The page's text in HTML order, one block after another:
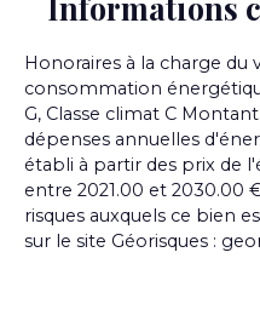
Honoraires à la charge du
consommation
G, Classe climat C
dépenses annuelles
établi à partir des prix de
entre 2021.00 et 2030.00
risques auxquels ce bien
sur le site Géorisques :